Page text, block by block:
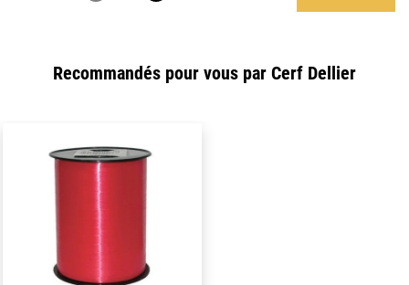
Recommandés pour vous par Cerf Dellier